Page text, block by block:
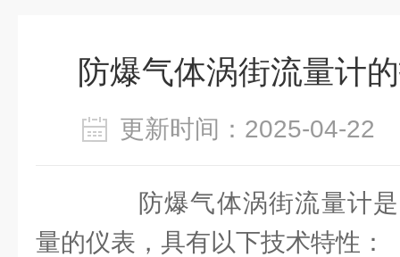
防爆气体涡街流量计
更新时间：2025-04-
防爆气体涡街流量计是
量的仪表，具有以下技术特性：